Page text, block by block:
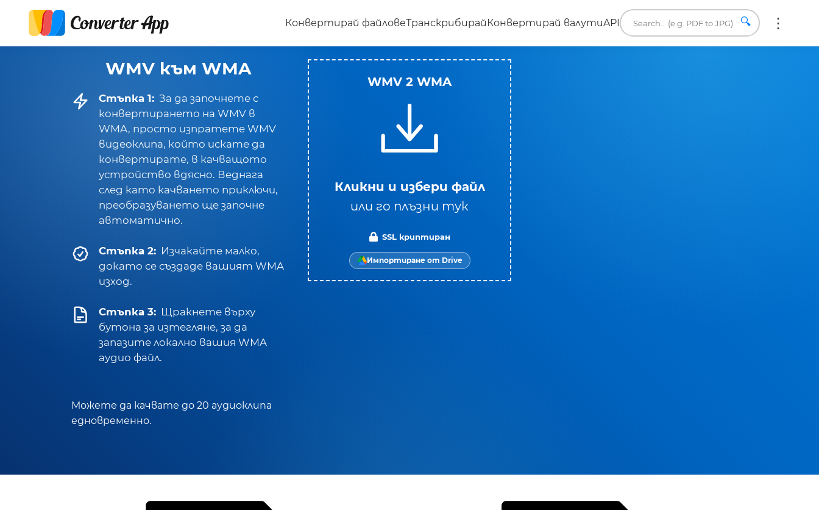
Конвертирай файловеТранскрибирай Конвертирай валутиAPI 🔍
WMV към WMA
Стъпка 1: За да започнете с
конвертирането на WMV в
WMA, просто изпратете WMV
видеоклипа, който искате да
конвертирате, в качващото
устройство вдясно. Веднага
след като качването приключи,
преобразуването ще започне
автоматично.
Стъпка 2: Изчакайте малко,
докато се създаде вашият WMA
изход.
Стъпка 3: Щракнете върху
бутона за изтегляне, за да
запазите локално вашия WMA
аудио файл.
Можете да качвате до 20 аудиоклипа
едновременно.
WMV 2 WMA
Кликни и избери файл
или го плъзни тук
SSL криптиран
Импортиране от Drive